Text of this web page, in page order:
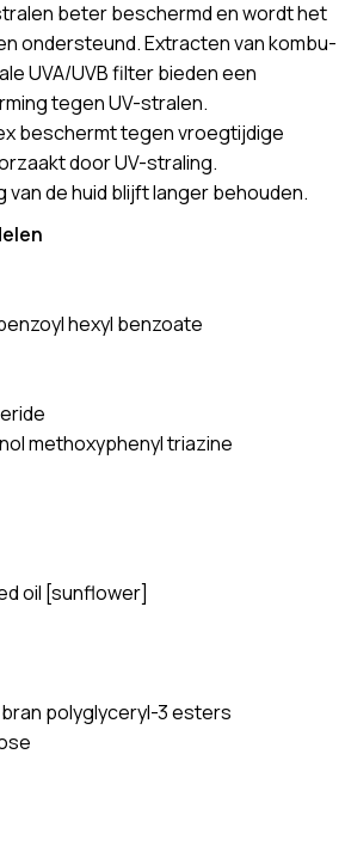
beter beschermd en wordt het
ondersteund. Extracten van kombu-
UVA/UVB filter bieden een
tegen UV-stralen.
beschermt tegen vroegtijdige
door UV-straling.
de huid blijft langer behouden.
hexyl benzoate
methoxyphenyl triazine
oil [sunflower]
polyglyceryl-3 esters